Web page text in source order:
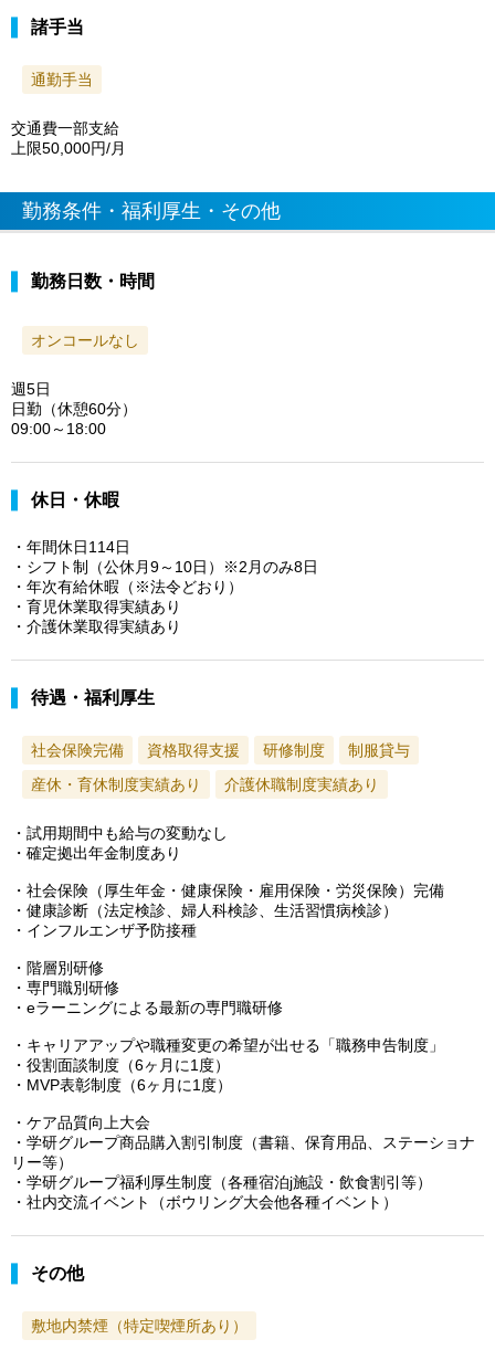
諸手当
通勤手当
交通費一部支給
上限50,000円/月
勤務条件・福利厚生・その他
勤務日数・時間
オンコールなし
週5日
日勤（休憩60分）
09:00～18:00
休日・休暇
・年間休日114日
・シフト制（公休月9～10日）※2月のみ8日
・年次有給休暇（※法令どおり）
・育児休業取得実績あり
・介護休業取得実績あり
待遇・福利厚生
社会保険完備 資格取得支援 研修制度
制服貸与
産休・育休制度実績あり
介護休職制度実績あり
・試用期間中も給与の変動なし
・確定拠出年金制度あり
・社会保険（厚生年金・健康保険・雇用保険・労災保険）完備
・健康診断（法定検診、婦人科検診、生活習慣病検診）
・インフルエンザ予防接種
・階層別研修
・専門職別研修
・eラーニングによる最新の専門職研修
・キャリアアップや職種変更の希望が出せる「職務申告制度」
・役割面談制度（6ヶ月に1度）
・MVP表彰制度（6ヶ月に1度）
・ケア品質向上大会
・学研グループ商品購入割引制度（書籍、保育用品、ステーショナ
リー等）
・学研グループ福利厚生制度（各種宿泊j施設・飲食割引等）
・社内交流イベント（ボウリング大会他各種イベント）
その他
敷地内禁煙（特定喫煙所あり）